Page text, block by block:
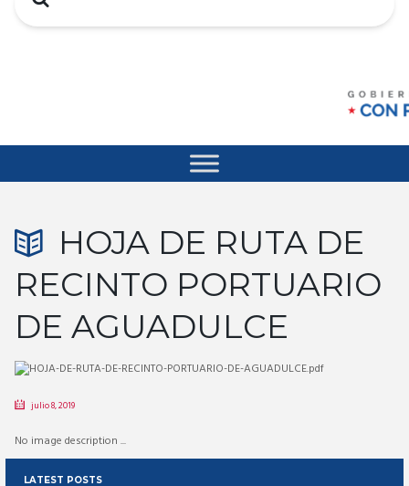
HOJA DE RUTA DE
RECINTO PORTUARIO
DE AGUADULCE
julio 8, 2019
No image description ...
LATEST POSTS